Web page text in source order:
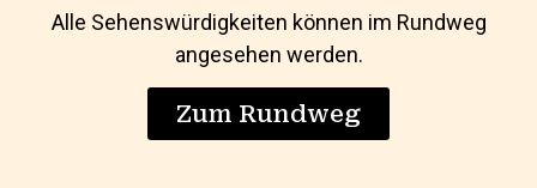
Alle Sehenswürdigkeiten können im Rundweg
angesehen werden.
Zum Rundweg